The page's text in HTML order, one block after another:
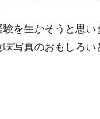
を生かそうと思い
写真のおもしろい